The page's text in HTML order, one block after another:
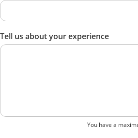
Tell us about your experience
You have a